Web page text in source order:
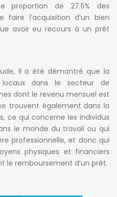
proportion de 27.5% des
l’acquisition d’un bien
avoir eu recours à un prêt
il a été démontré que la
locaux dans le secteur de
dont le revenu mensuel est
trouvent également dans la
ce qui concerne les individus
le monde du travail ou qui
professionnelle, et donc qui
physiques et financiers
remboursement d’un prêt.